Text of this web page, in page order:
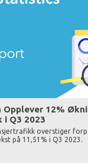
Opplever 12%
i Q3 2023
overstiger
på 11,51% i Q3 2023.